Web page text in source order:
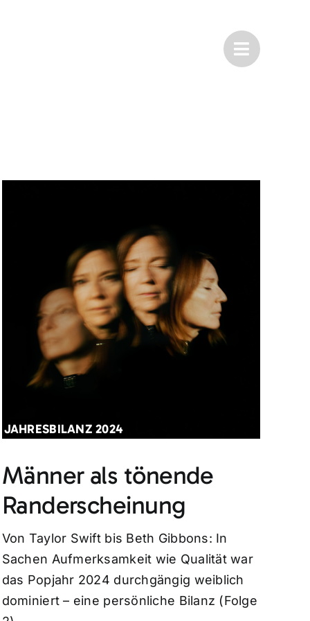
JAHRESBILANZ 2024
Männer als tönende
Randerscheinung
Von Taylor Swift bis Beth Gibbons: In
Sachen Aufmerksamkeit wie Qualität war
das Popjahr 2024 durchgängig weiblich
dominiert – eine persönliche Bilanz (Folge